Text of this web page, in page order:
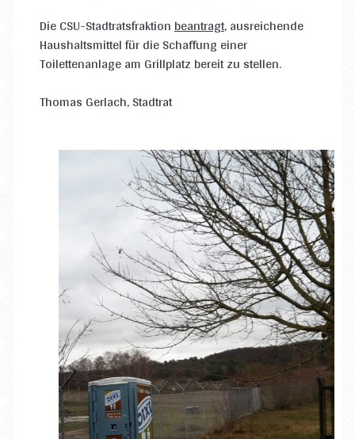
Die CSU-Stadtratsfraktionbeantragt, ausreichende
Haushaltsmittel für die Schaffung einer
Toilettenanlage am Grillplatz bereit zu stellen.
Thomas Gerlach, Stadtrat